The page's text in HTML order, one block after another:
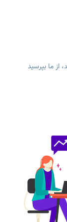
از ما بپرسید